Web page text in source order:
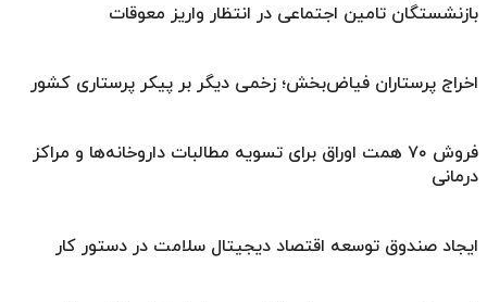
بازنشستگان تامین اجتماعی در انتظار واریز معوقات
اخراج پرستاران فیاض‌بخش؛ زخمی دیگر بر پیکر پرستاری کشور
فروش ۷۰ همت اوراق برای تسویه مطالبات داروخانه‌ها و مراکز
درمانی
ایجاد صندوق توسعه اقتصاد دیجیتال سلامت در دستور کار